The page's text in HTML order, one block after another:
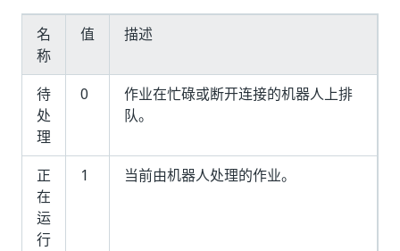
名
称
值 描述
待
处
理
0
作业在忙碌或断开连接的机器人上排
队。
正
在
运
行
1 当前由机器人处理的作业。